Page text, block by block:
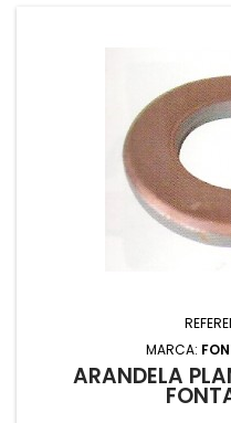
MARCA:
ARANDELA